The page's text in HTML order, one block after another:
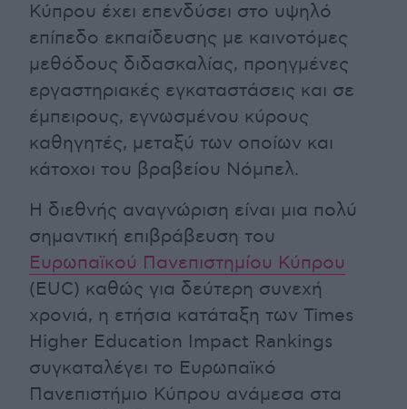
Κύπρου έχει επενδύσει στο υψηλό
επίπεδο εκπαίδευσης με καινοτόμες
μεθόδους διδασκαλίας, προηγμένες
εργαστηριακές εγκαταστάσεις και σε
έμπειρους, εγνωσμένου κύρους
καθηγητές, μεταξύ των οποίων και
κάτοχοι του βραβείου Νόμπελ.
Η διεθνής αναγνώριση είναι μια πολύ
σημαντική επιβράβευση του
Ευρωπαϊκού Πανεπιστημίου Κύπρου
(EUC) καθώς για δεύτερη συνεχή
χρονιά, η ετήσια κατάταξη των Times
Higher Education Impact Rankings
συγκαταλέγει το Ευρωπαϊκό
Πανεπιστήμιο Κύπρου ανάμεσα στα